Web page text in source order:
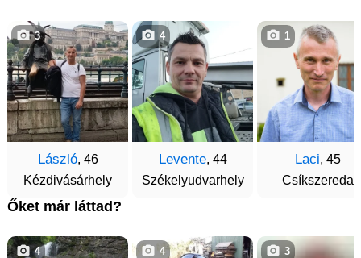
László, 46
Kézdivásárhely
3
Levente, 44
Székelyudvarhely
4
Laci, 45
Csíkszereda
1
Őket már láttad?
4 4 3